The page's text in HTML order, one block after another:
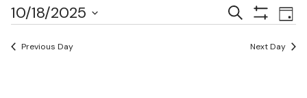
Courses
Search
and
Recherche
ShowJour
10/18/2025
date.
Previous Day Next Day